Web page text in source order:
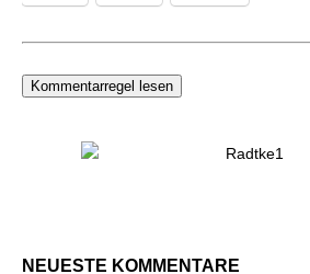
Kommentarregel lesen
NEUESTE KOMMENTARE